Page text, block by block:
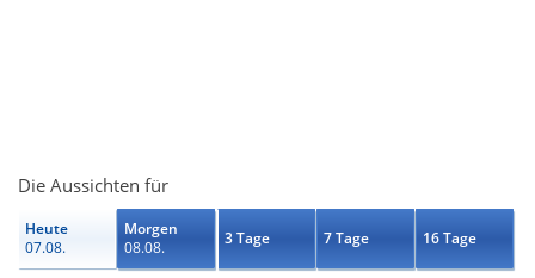
Die Aussichten für
Heute
07.08.
Morgen
08.08.
3 Tage 7 Tage 16 Tage